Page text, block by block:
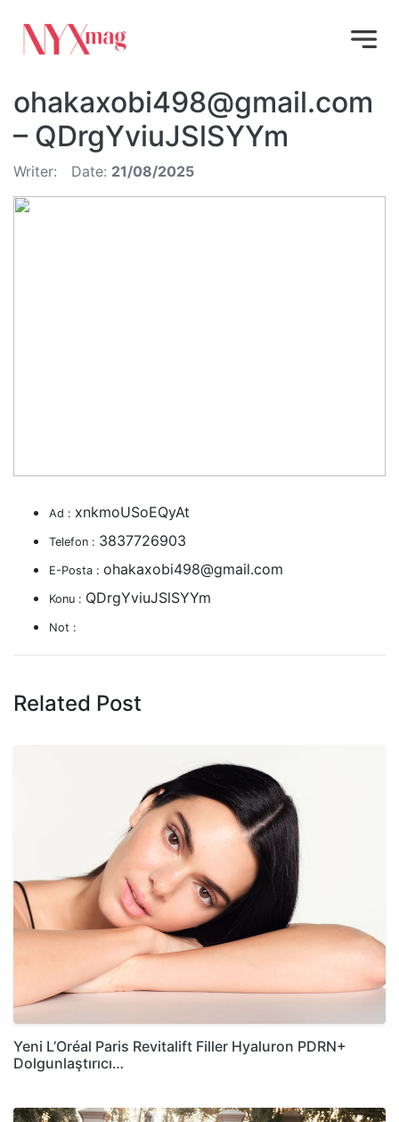
ohakaxobi498@gmail.com
– QDrgYviuJSlSYYm
Writer: Date: 21/08/2025
Ad : xnkmoUSoEQyAt
Telefon : 3837726903
E-Posta : ohakaxobi498@gmail.com
Konu : QDrgYviuJSlSYYm
Not :
Related Post
Yeni L’Oréal Paris Revitalift Filler Hyaluron PDRN+
Dolgunlaştırıcı…